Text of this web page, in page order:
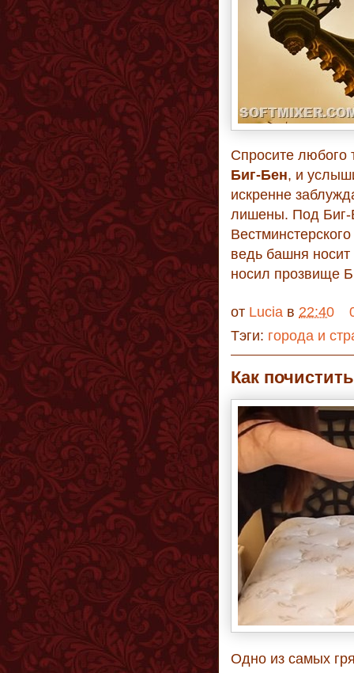
Спросите любого
Биг-Бен, и
искренне
лишены. Под
ведь башня
носил прозвище
от Lucia в 22:40
Тэги: города и
Как
Одно из самых